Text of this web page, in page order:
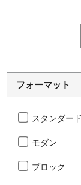
フォーマット
スタンダード
モダン
ブロック